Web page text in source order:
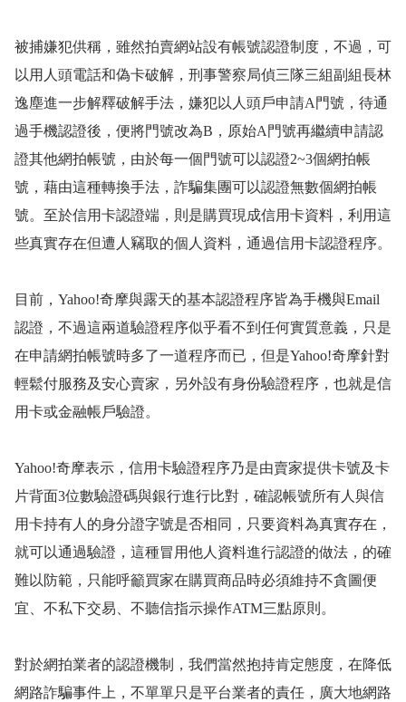
被捕嫌犯供稱，雖然拍賣網站設有帳號認證制度，不過，可
以用人頭電話和偽卡破解，刑事警察局偵三隊三組副組長林
逸塵進一步解釋破解手法，嫌犯以人頭戶申請A 門號，待通
過手機認證後，便將門號改為B ，原始A 門號再繼續申請認
證其他網拍帳號，由於每一個門號可以認證2~3個網拍帳
號，藉由這種轉換手法，詐騙集團可以認證無數個網拍帳
號。至於信用卡認證端，則是購買現成信用卡資料，利用這
些真實存在但遭人竊取的個人資料，通過信用卡認證程序。
目前， Yahoo!奇摩與露天的基本認證程序皆為手機與Email
認證，不過這兩道驗證程序似乎看不到任何實質意義，只是
在申請網拍帳號時多了一道程序而已，但是Yahoo!奇摩針對
輕鬆付服務及安心賣家，另外設有身份驗證程序，也就是信
用卡或金融帳戶驗證。
Yahoo!奇摩表示，信用卡驗證程序乃是由賣家提供卡號及卡
片背面3位數驗證碼與銀行進行比對，確認帳號所有人與信
用卡持有人的身分證字號是否相同，只要資料為真實存在，
就可以通過驗證，這種冒用他人資料進行認證的做法，的確
難以防範，只能呼籲買家在購買商品時必須維持不貪圖便
宜、不私下交易、不聽信指示操作ATM三點原則。
對於網拍業者的認證機制，我們當然抱持肯定態度，在降低
網路詐騙事件上，不單單只是平台業者的責任，廣大地網路